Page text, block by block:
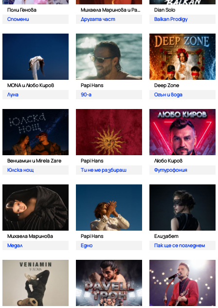
Поли Генова
Спомени
Михаела Маринова и Pavell
Другата част
Dian Solo
Balkan Prodigy
MONA и Любо Киров
Луна
Papi Hans
90-а
Deep Zone
Oгън и вода
Вениамин и Mirela Zare
Юлска нощ
Papi Hans
Ти не ме разбираш
Любо Киров
Футурофония
Михаела Маринова
Медал
Papi Hans
Едно
Елизабет
Пак ще се погледнем